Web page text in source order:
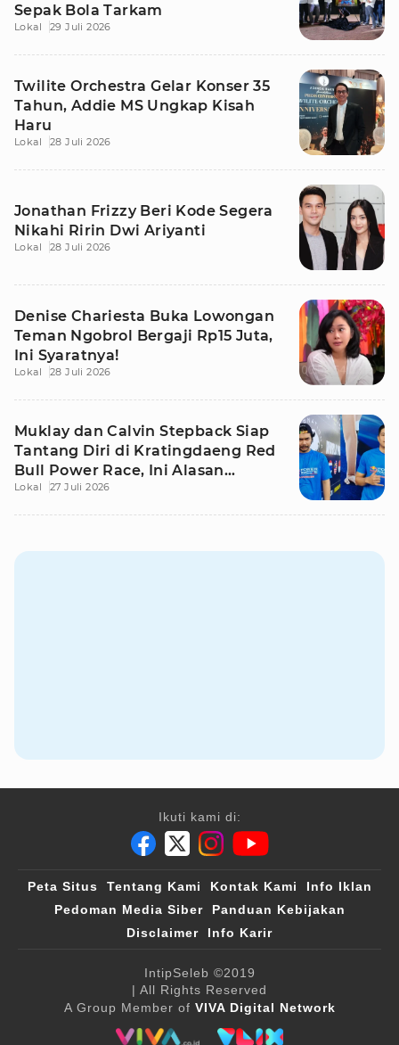
Sepak Bola Tarkam
Lokal 29 Juli 2026
Twilite Orchestra Gelar Konser 35
Tahun, Addie MS Ungkap Kisah
Haru
Lokal 28 Juli 2026
Jonathan Frizzy Beri Kode Segera
Nikahi Ririn Dwi Ariyanti
Lokal 28 Juli 2026
Denise Chariesta Buka Lowongan
Teman Ngobrol Bergaji Rp15 Juta,
Ini Syaratnya!
Lokal 28 Juli 2026
Muklay dan Calvin Stepback Siap
Tantang Diri di Kratingdaeng Red
Bull Power Race, Ini Alasan
Mereka!
Lokal 27 Juli 2026
Ikuti kami di:
Peta Situs Tentang Kami Kontak Kami
Info Iklan
Pedoman Media Siber
Panduan Kebijakan
Disclaimer
Info Karir
IntipSeleb ©2019
| All Rights Reserved
A Group Member of VIVA Digital Network